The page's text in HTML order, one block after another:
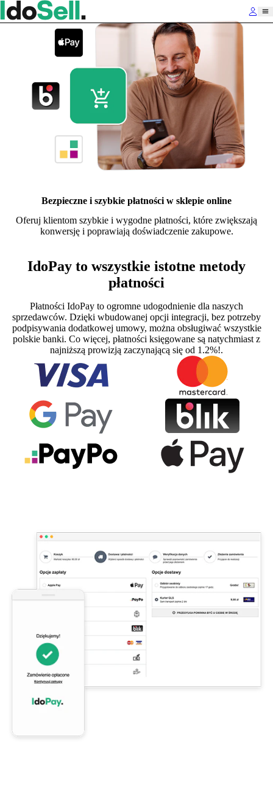
Bezpieczne i szybkie płatności w sklepie online
Oferuj klientom szybkie i wygodne płatności, które zwiększają
konwersję i poprawiają doświadczenie zakupowe.
IdoPay to wszystkie istotne metody
płatności
Płatności IdoPay to ogromne udogodnienie dla naszych
sprzedawców. Dzięki wbudowanej opcji integracji, bez potrzeby
podpisywania dodatkowej umowy, można obsługiwać wszystkie
polskie banki. Co więcej, płatności księgowane są natychmiast z
najniższą prowizją zaczynającą się od 1.2%!.